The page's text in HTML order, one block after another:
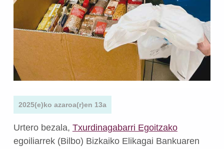
2025(e)ko azaroa(r)en 13a
Urtero bezala, Txurdinagabarri Egoitzako
egoiliarrek (Bilbo) Bizkaiko Elikagai Bankuaren